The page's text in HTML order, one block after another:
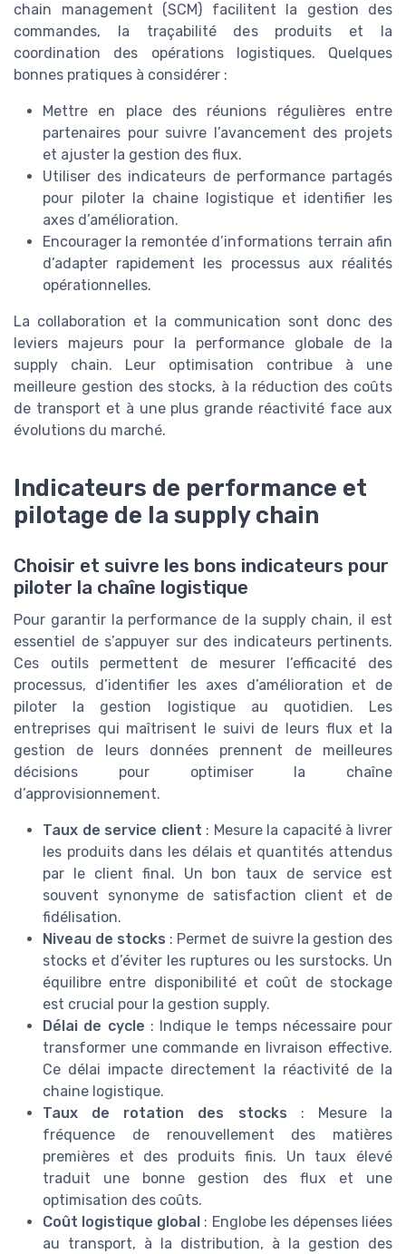
chain management (SCM) facilitent la gestion des
commandes, la traçabilité des produits et la
coordination des opérations logistiques. Quelques
bonnes pratiques à considérer :
Mettre en place des réunions régulières entre
partenaires pour suivre l’avancement des projets
et ajuster la gestion des flux.
Utiliser des indicateurs de performance partagés
pour piloter la chaine logistique et identifier les
axes d’amélioration.
Encourager la remontée d’informations terrain afin
d’adapter rapidement les processus aux réalités
opérationnelles.
La collaboration et la communication sont donc des
leviers majeurs pour la performance globale de la
supply chain. Leur optimisation contribue à une
meilleure gestion des stocks, à la réduction des coûts
de transport et à une plus grande réactivité face aux
évolutions du marché.
Indicateurs de performance et
pilotage de la supply chain
Choisir et suivre les bons indicateurs pour
piloter la chaîne logistique
Pour garantir la performance de la supply chain, il est
essentiel de s’appuyer sur des indicateurs pertinents.
Ces outils permettent de mesurer l’efficacité des
processus, d’identifier les axes d’amélioration et de
piloter la gestion logistique au quotidien. Les
entreprises qui maîtrisent le suivi de leurs flux et la
gestion de leurs données prennent de meilleures
décisions pour optimiser la chaîne
d’approvisionnement.
Taux de service client : Mesure la capacité à livrer
les produits dans les délais et quantités attendus
par le client final. Un bon taux de service est
souvent synonyme de satisfaction client et de
fidélisation.
Niveau de stocks : Permet de suivre la gestion des
stocks et d’éviter les ruptures ou les surstocks. Un
équilibre entre disponibilité et coût de stockage
est crucial pour la gestion supply.
Délai de cycle : Indique le temps nécessaire pour
transformer une commande en livraison effective.
Ce délai impacte directement la réactivité de la
chaine logistique.
Taux de rotation des stocks : Mesure la
fréquence de renouvellement des matières
premières et des produits finis. Un taux élevé
traduit une bonne gestion des flux et une
optimisation des coûts.
Coût logistique global : Englobe les dépenses liées
au transport, à la distribution, à la gestion des